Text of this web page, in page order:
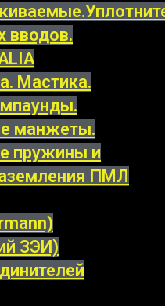
вводов.
Мастика.
манжеты.
пружины и
ПМЛ
ЗЭИ)